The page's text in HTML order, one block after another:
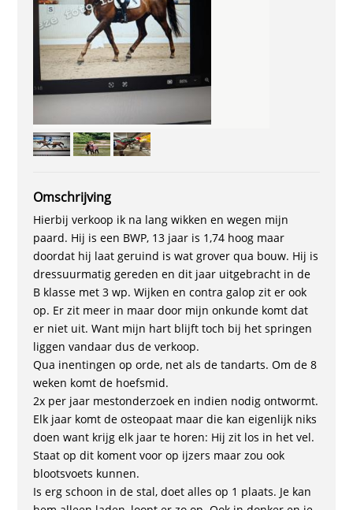
Omschrijving
Hierbij verkoop ik na lang wikken en wegen mijn
paard. Hij is een BWP, 13 jaar is 1,74 hoog maar
doordat hij laat geruind is wat grover qua bouw. Hij is
dressuurmatig gereden en dit jaar uitgebracht in de
B klasse met 3 wp. Wijken en contra galop zit er ook
op. Er zit meer in maar door mijn onkunde komt dat
er niet uit. Want mijn hart blijft toch bij het springen
liggen vandaar dus de verkoop.
Qua inentingen op orde, net als de tandarts. Om de 8
weken komt de hoefsmid.
2x per jaar mestonderzoek en indien nodig ontwormt.
Elk jaar komt de osteopaat maar die kan eigenlijk niks
doen want krijg elk jaar te horen: Hij zit los in het vel.
Staat op dit koment voor op ijzers maar zou ook
blootsvoets kunnen.
Is erg schoon in de stal, doet alles op 1 plaats. Je kan